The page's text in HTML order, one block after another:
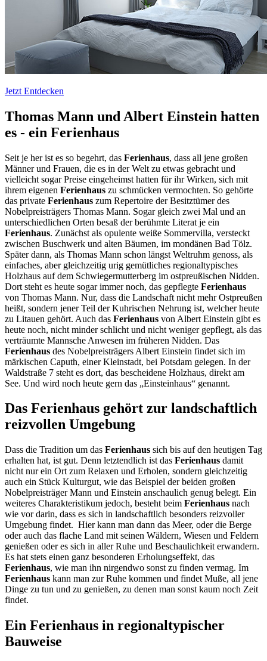
Jetzt Entdecken
Thomas Mann und Albert Einstein hatten
es - ein Ferienhaus
Seit je her ist es so begehrt, das Ferienhaus, dass all jene großen
Männer und Frauen, die es in der Welt zu etwas gebracht und
vielleicht sogar Preise eingeheimst hatten für ihr Wirken, sich mit
ihrem eigenen Ferienhaus zu schmücken vermochten. So gehörte
das private Ferienhaus zum Repertoire der Besitztümer des
Nobelpreisträgers Thomas Mann. Sogar gleich zwei Mal und an
unterschiedlichen Orten besaß der berühmte Literat je ein
Ferienhaus. Zunächst als opulente weiße Sommervilla, versteckt
zwischen Buschwerk und alten Bäumen, im mondänen Bad Tölz.
Später dann, als Thomas Mann schon längst Weltruhm genoss, als
einfaches, aber gleichzeitig urig gemütliches regionaltypisches
Holzhaus auf dem Schwiegermutterberg im ostpreußischen Nidden.
Dort steht es heute sogar immer noch, das gepflegte Ferienhaus
von Thomas Mann. Nur, dass die Landschaft nicht mehr Ostpreußen
heißt, sondern jener Teil der Kuhrischen Nehrung ist, welcher heute
zu Litauen gehört. Auch das Ferienhaus von Albert Einstein gibt es
heute noch, nicht minder schlicht und nicht weniger gepflegt, als das
verträumte Mannsche Anwesen im früheren Nidden. Das
Ferienhaus des Nobelpreisträgers Albert Einstein findet sich im
märkischen Caputh, einer Kleinstadt, bei Potsdam gelegen. In der
Waldstraße 7 steht es dort, das bescheidene Holzhaus, direkt am
See. Und wird noch heute gern das „Einsteinhaus“ genannt.
Das Ferienhaus gehört zur landschaftlich
reizvollen Umgebung
Dass die Tradition um das Ferienhaus sich bis auf den heutigen Tag
erhalten hat, ist gut. Denn letztendlich ist das Ferienhaus damit
nicht nur ein Ort zum Relaxen und Erholen, sondern gleichzeitig
auch ein Stück Kulturgut, wie das Beispiel der beiden großen
Nobelpreisträger Mann und Einstein anschaulich genug belegt. Ein
weiteres Charakteristikum jedoch, besteht beim Ferienhaus nach
wie vor darin, dass es sich in landschaftlich besonders reizvoller
Umgebung findet. Hier kann man dann das Meer, oder die Berge
oder auch das flache Land mit seinen Wäldern, Wiesen und Feldern
genießen oder es sich in aller Ruhe und Beschaulichkeit erwandern.
Es hat stets einen ganz besonderen Erholungseffekt, das
Ferienhaus, wie man ihn nirgendwo sonst zu finden vermag. Im
Ferienhaus kann man zur Ruhe kommen und findet Muße, all jene
Dinge zu tun und zu genießen, zu denen man sonst kaum noch Zeit
findet.
Ein Ferienhaus in regionaltypischer
Bauweise